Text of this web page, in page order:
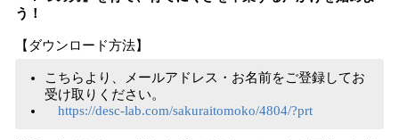
う！
【ダウンロード方法】
こちらより、メールアドレス・お名前をご登録してお
受け取りください。
https://desc-lab.com/sakuraitomoko/4804/?prt